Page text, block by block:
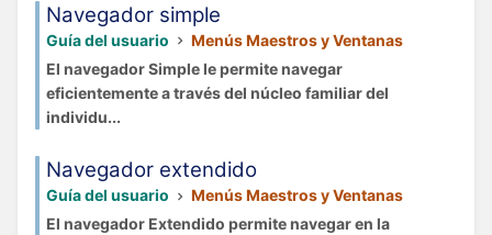
Navegador simple
Guía del usuario
Menús Maestros y Ventanas
El navegador Simple le permite navegar
eficientemente a través del núcleo familiar del
individu...
Navegador extendido
Guía del usuario
Menús Maestros y Ventanas
El navegador Extendido permite navegar en la